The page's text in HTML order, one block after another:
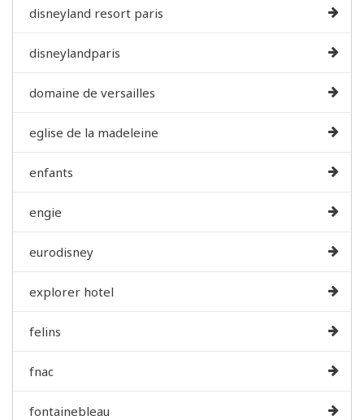
disneyland resort paris
disneylandparis
domaine de versailles
eglise de la madeleine
enfants
engie
eurodisney
explorer hotel
felins
fnac
fontainebleau